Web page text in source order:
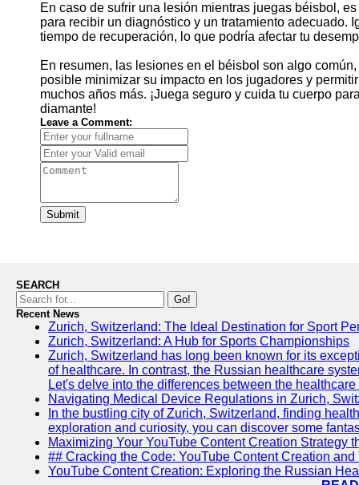
En caso de sufrir una lesión mientras juegas béisbol,
para recibir un diagnóstico y un tratamiento adecuado.
tiempo de recuperación, lo que podría afectar tu
En resumen, las lesiones en el béisbol son algo
posible minimizar su impacto en los jugadores y
muchos años más. ¡Juega seguro y cuida tu cuerpo
diamante!
Leave a Comment:
Submit
SEARCH
Go!
Recent News
Zurich, Switzerland: The Ideal Destination for Sport
Zurich, Switzerland: A Hub for Sports Championships
Zurich, Switzerland has long been known for its
of healthcare. In contrast, the Russian healthcare
Let's delve into the differences between the
Navigating Medical Device Regulations in Zurich,
In the bustling city of Zurich, Switzerland, finding
exploration and curiosity, you can discover some
Maximizing Your YouTube Content Creation Strategy
## Cracking the Code: YouTube Content Creation
YouTube Content Creation: Exploring the Russian